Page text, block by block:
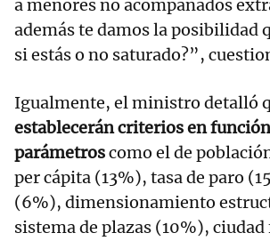
a menores no acompañados
además te damos la posibilidad
si estás o no saturado?”,
Igualmente, el ministro detalló
establecerán criterios en
parámetroscomo el de
per cápita (13%), tasa de paro
(6%), dimensionamiento
sistema de plazas (10%),